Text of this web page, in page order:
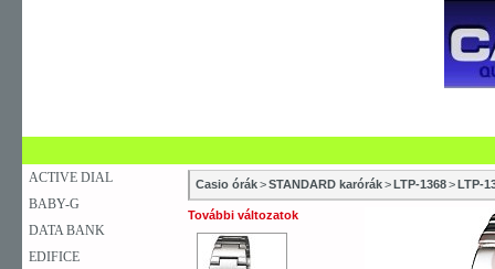
ACTIVE DIAL
BABY-G
DATA BANK
EDIFICE
Casio órák>STANDARD karórák>LTP-1368>LTP-
További változatok